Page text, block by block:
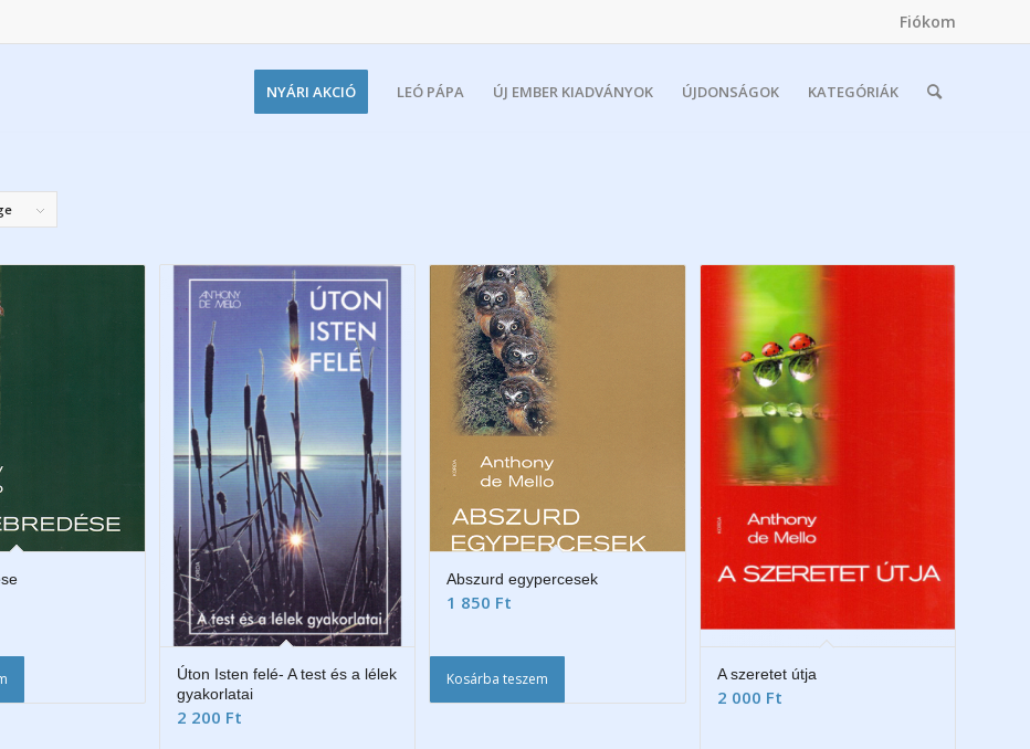
Fiókom
NYÁRI AKCIÓ LEÓ PÁPA ÚJ EMBER KIADVÁNYOK ÚJDONSÁGOK KATEGÓRIÁK
Úton Isten felé- A test és a lélek
gyakorlatai
2 200 Ft
Abszurd egypercesek
1 850 Ft
Kosárba teszem A szeretet útja
2 000 Ft